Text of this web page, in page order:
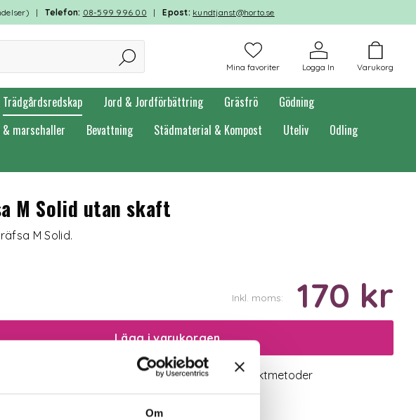
Om
|Telefon: 08-599 996 00 |Epost: kundtjanst@horto.se
Varukorg
Logga In
Mina favoriter
Trädgårdsredskap Jord & Jordförbättring Gräsfrö
Gödning
& marschaller Bevattning Städmaterial & Kompost Uteliv
Odling
M Solid utan skaft
M Solid.
Inkl. moms: 170 kr
Lägg i varukorgen
Ekologiskt utbud Valbara fraktmetoder